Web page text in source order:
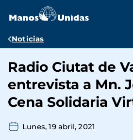
contenido
Ruta
navegación
Noticias
Radio Ciutat de
entrevista a Mn.
Cena Solidaria
Lunes, 19 abril, 2021